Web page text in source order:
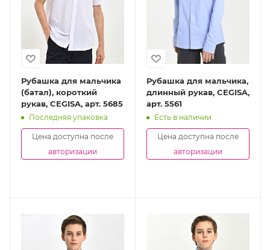
Рубашка для мальчика
(батал), короткий
рукав, CEGISA, арт. 5685
Последняя упаковка
Цена доступна после
авторизации
Рубашка для мальчика,
длинный рукав, CEGISA,
арт. 5561
Есть в наличии
Цена доступна после
авторизации